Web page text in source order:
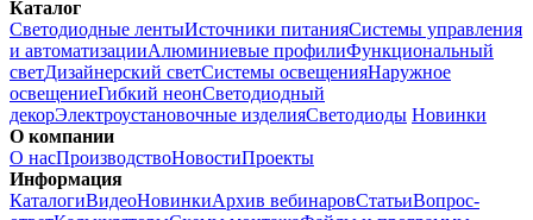
Каталог
Светодиодные лентыИсточники питанияСистемы управления
и автоматизацииАлюминиевые профилиФункциональный
светДизайнерский светСистемы освещенияНаружное
освещениеГибкий неонСветодиодный
декорЭлектроустановочные изделияСветодиоды Новинки
О компании
О насПроизводствоНовостиПроекты
Информация
КаталогиВидеоНовинкиАрхив вебинаровСтатьиВопрос-